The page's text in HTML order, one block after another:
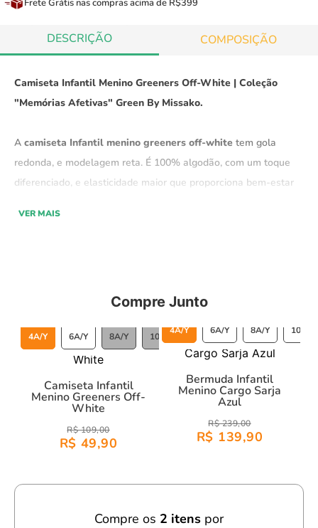
DESCRIÇÃO COMPOSIÇÃO
Camiseta Infantil Menino Greeners Off-White | Coleção
"Memórias Afetivas" Green By Missako.
A camiseta Infantil menino greeners off-white tem gola
redonda, e modelagem reta. É 100% algodão, com um toque
diferenciado, e elasticidade maior que proporciona bem-estar
proporciona uma silhueta mais estruturada nas peças.
VER MAIS
Compre Junto
4A/Y 6A/Y 8A/Y 10A/Y 12A/Y
Camiseta Infantil
Menino Greeners Off-
White
R$ 109,00
R$ 49,90
4A/Y 6A/Y 8A/Y 10A/Y
Bermuda Infantil
Menino Cargo Sarja
Azul
R$ 239,00
R$ 139,90
Compre os 2 itens por